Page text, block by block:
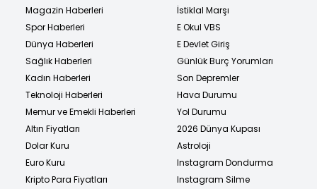
Magazin Haberleri
Spor Haberleri
Dünya Haberleri
Sağlık Haberleri
Kadın Haberleri
Teknoloji Haberleri
Memur ve Emekli Haberleri
Altın Fiyatları
Dolar Kuru
Euro Kuru
Kripto Para Fiyatları
İstiklal Marşı
E Okul VBS
E Devlet Giriş
Günlük Burç Yorumları
Son Depremler
Hava Durumu
Yol Durumu
2026 Dünya Kupası
Astroloji
Instagram Dondurma
Instagram Silme